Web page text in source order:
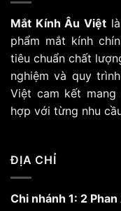
thể.
Các
tùy
chọn
có
thể
được
trang
sản
Mắt Kính Âu Việt
phẩm mắt kính
tiêu chuẩn chất
nghiệm và quy
Việt cam kết
hợp với từng nhu
ĐỊA CHỈ
Chi nhánh 1: 2